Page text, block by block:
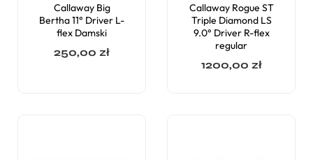
Callaway Big
Bertha 11° Driver L-
flex Damski
250,00 zł
Callaway Rogue ST
Triple Diamond LS
9.0° Driver R-flex
regular
1200,00 zł